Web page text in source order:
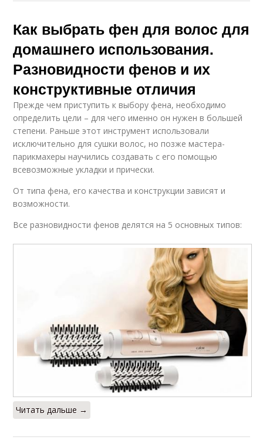
Как выбрать фен для волос для
домашнего использования.
Разновидности фенов и их
конструктивные отличия
Прежде чем приступить к выбору фена, необходимо
определить цели – для чего именно он нужен в большей
степени. Раньше этот инструмент использовали
исключительно для сушки волос, но позже мастера-
парикмахеры научились создавать с его помощью
всевозможные укладки и прически.
От типа фена, его качества и конструкции зависят и
возможности.
Все разновидности фенов делятся на 5 основных типов:
Читать дальше →